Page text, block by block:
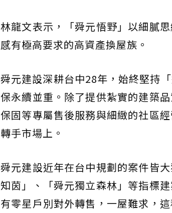
林龍文表示，「舜元悟野」以細膩
感有極高要求的高資產換屋族。
舜元建設深耕台中28年，始終堅持
保永續並重。除了提供紮實的建築
保固等專屬售後服務與細緻的社區
轉手市場上。
舜元建設近年在台中規劃的案件皆
知茵」、「舜元獨立森林」等指標
有零星戶別對外轉售，一屋難求，